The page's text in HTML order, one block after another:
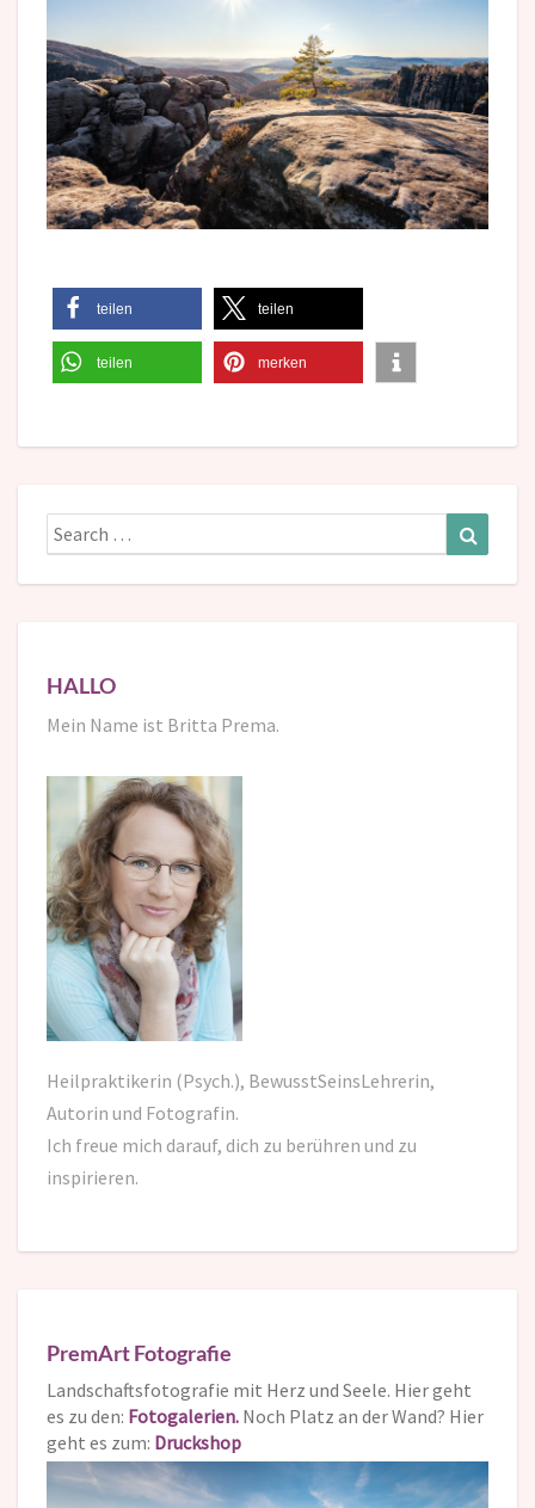
teilen teilen
teilen merken
Search
for:
HALLO
Mein Name ist Britta Prema.
Heilpraktikerin (Psych.), BewusstSeinsLehrerin,
Autorin und Fotografin.
Ich freue mich darauf, dich zu berühren und zu
inspirieren.
PremArt Fotografie
Landschaftsfotografie mit Herz und Seele. Hier geht
es zu den: Fotogalerien. Noch Platz an der Wand? Hier
geht es zum: Druckshop